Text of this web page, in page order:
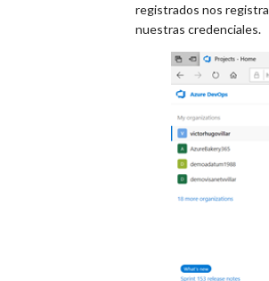
registrados nos
nuestras credenciales.